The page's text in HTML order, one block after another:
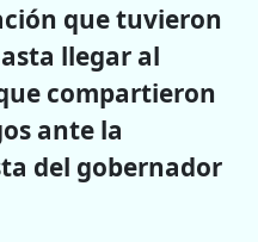
que tuvieron
llegar al
compartieron
ante la
del gobernador